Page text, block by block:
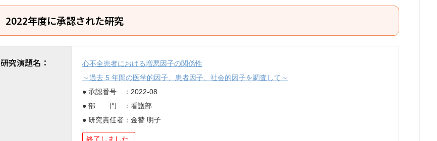
2022年度に承認された研究
研究演題名：
心不全患者における増悪因子の関係性
～過去 5 年間の医学的因子、患者因子、社会的因子を調査して～
● 承認番号 ：2022-08
● 部 門 ：看護部
● 研究責任者：金替 明子
終了しました